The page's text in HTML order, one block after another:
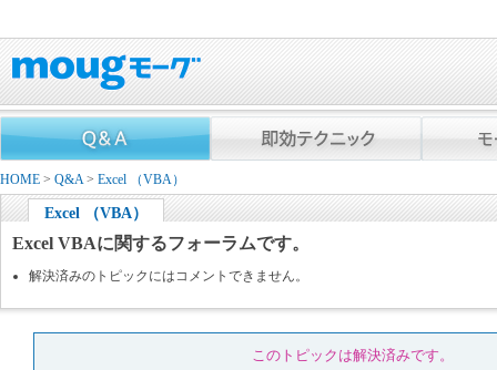
HOME > Q&A> Excel （VBA）
Excel （VBA）
Excel VBAに関するフォーラムです。
解決済みのトピックにはコメントできません。
このトピックは解決済みです。